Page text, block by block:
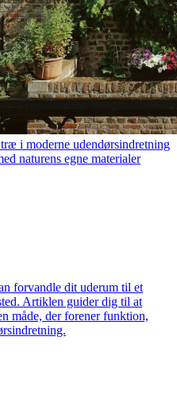
i moderne udendørsindretning
naturens egne materialer
forvandle dit uderum til et
Artiklen guider dig til at
måde, der forener funktion,